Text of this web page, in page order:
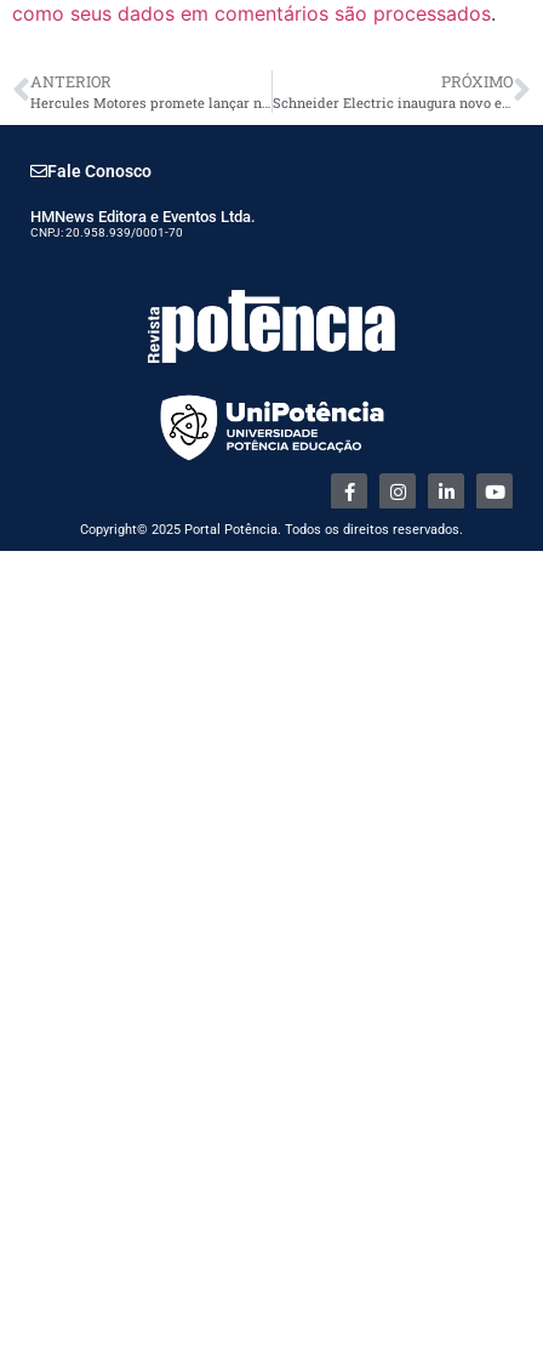
como seus dados em comentários são processados.
ANTERIOR PRÓXIMO
Schneider Electric inaugura novo escritório
Fale Conosco
HMNews Editora e Eventos Ltda.
CNPJ: 20.958.939/0001-70
Copyright© 2025 Portal Potência. Todos os direitos reservados.